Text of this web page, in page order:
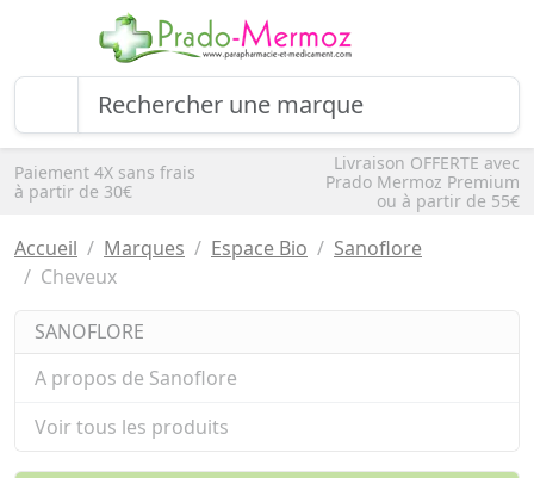
Paiement 4X sans frais
à partir de 30€
Livraison OFFERTE avec
Prado Mermoz Premium
ou à partir de 55€
Accueil Marques Espace Bio
Sanoflore
Cheveux
SANOFLORE
A propos de Sanoflore
Voir tous les produits